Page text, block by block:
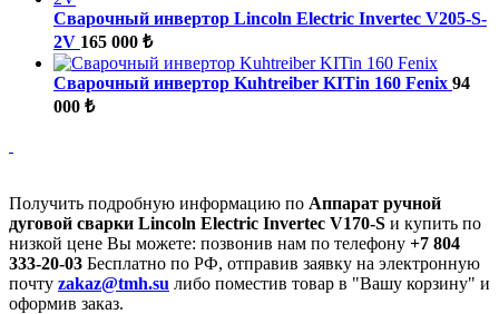
Сварочный инвертор Lincoln Electric Invertec V205-S-
2V 165 000 ₺
Сварочный инвертор Kuhtreiber KITin 160 Fenix 94
000 ₺
Получить подробную информацию по Аппарат ручной
дуговой сварки Lincoln Electric Invertec V170-S и купить по
низкой цене Вы можете: позвонив нам по телефону +7 804
333-20-03 Бесплатно по РФ, отправив заявку на электронную
почту zakaz@tmh.su либо поместив товар в "Вашу корзину" и
оформив заказ.